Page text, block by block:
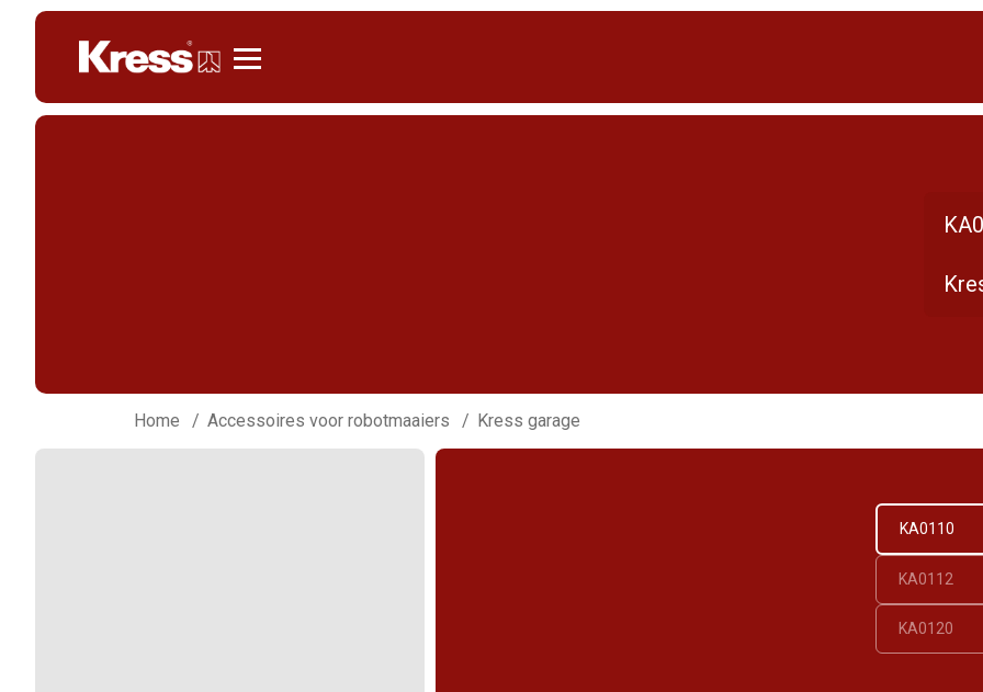
Home Accessoires voor robotmaaiers Kress garage
KA0110
KA0112
KA0120